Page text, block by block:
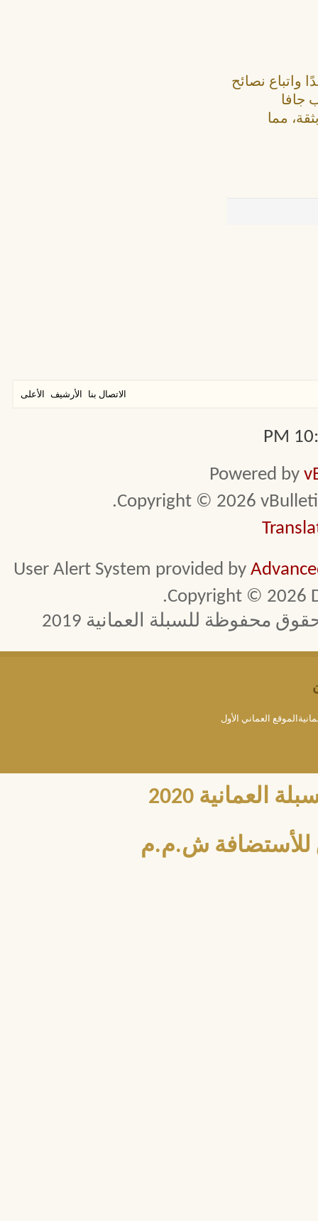
واتباع نصائح
جافا
مما
الاتصال بنا الأرشيف الأعلى
Powered by
Copyright © 2026
User Alert System provided by
Copyright © 2026
محفوظة للسبلة العمانية 2019
العماني الأول
2020
للأستضافة ش.م.م